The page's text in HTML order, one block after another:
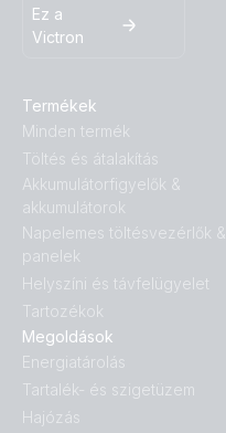
Ez a
Victron
Termékek
Minden termék
Töltés és átalakítás
Akkumulátorfigyelők &
akkumulátorok
Napelemes töltésvezérlők &
panelek
Helyszíni és távfelügyelet
Tartozékok
Megoldások
Energiatárolás
Tartalék- és szigetüzem
Hajózás